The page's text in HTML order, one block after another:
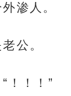
渗人。
公。
！！！”